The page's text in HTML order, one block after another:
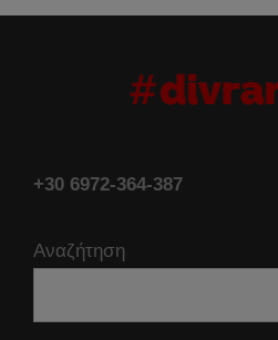
+30 6972-364-387
Αναζήτηση